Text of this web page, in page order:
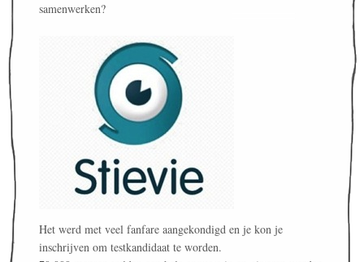
samenwerken?
Het werd met veel fanfare aangekondigd en je kon je
inschrijven om testkandidaat te worden.